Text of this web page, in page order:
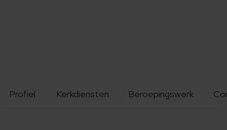
Profiel Kerkdiensten Beroepingswerk